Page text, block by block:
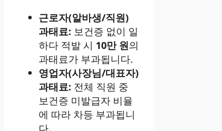
근로자(알바생/직원)
과태료: 보건증 없이 일
하다 적발 시 10만 원의
과태료가 부과됩니다.
영업자(사장님/대표자)
과태료: 전체 직원 중
보건증 미발급자 비율
에 따라 차등 부과됩니